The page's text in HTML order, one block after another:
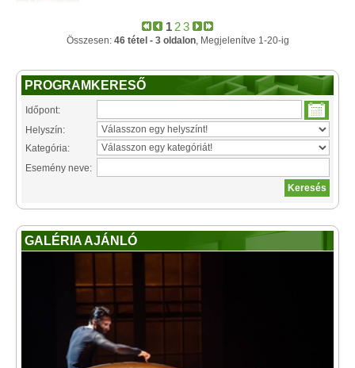
1 23
Összesen: 46 tétel - 3 oldalon, Megjelenítve 1-20-ig
PROGRAMKERESŐ
Időpont:
Helyszín:
Kategória:
Esemény neve:
GALÉRIA AJÁNLÓ